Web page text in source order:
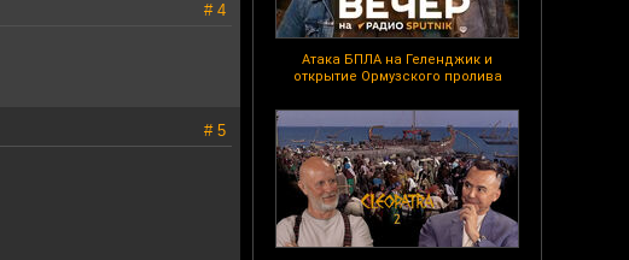
Атака БПЛА на Геленджик и
открытие Ормузского пролива
# 4
# 5